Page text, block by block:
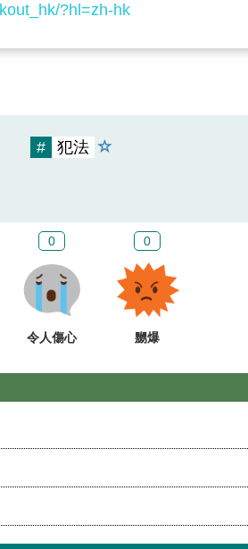
?hl=zh-hk
# 犯法
0
令人傷心
0
嬲爆